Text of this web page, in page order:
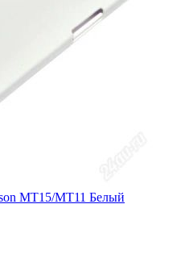
MT15/MT11 Белый